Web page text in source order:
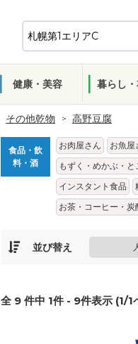
健康・美容 暮らし
その他乾物 高野豆腐
食品・飲
料・酒
お肉屋さん お魚屋
もずく・めかぶ・と
インスタント食品
お茶・コーヒー・炭
並び替え
全 9 件中 1件 - 9件表示 (1/1